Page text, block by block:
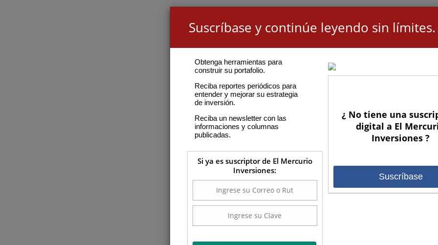
Suscríbase y continúe leyendo sin límites.
Obtenga herramientas para
construir su portafolio.
Reciba reportes periódicos para
entender y mejorar su estrategia
de inversión.
Reciba un newsletter con las
informaciones y columnas
publicadas.
Si ya es suscriptor de El Mercurio
Inversiones:
¿ No tiene una
digital a El
Inversiones ?
Suscríbase